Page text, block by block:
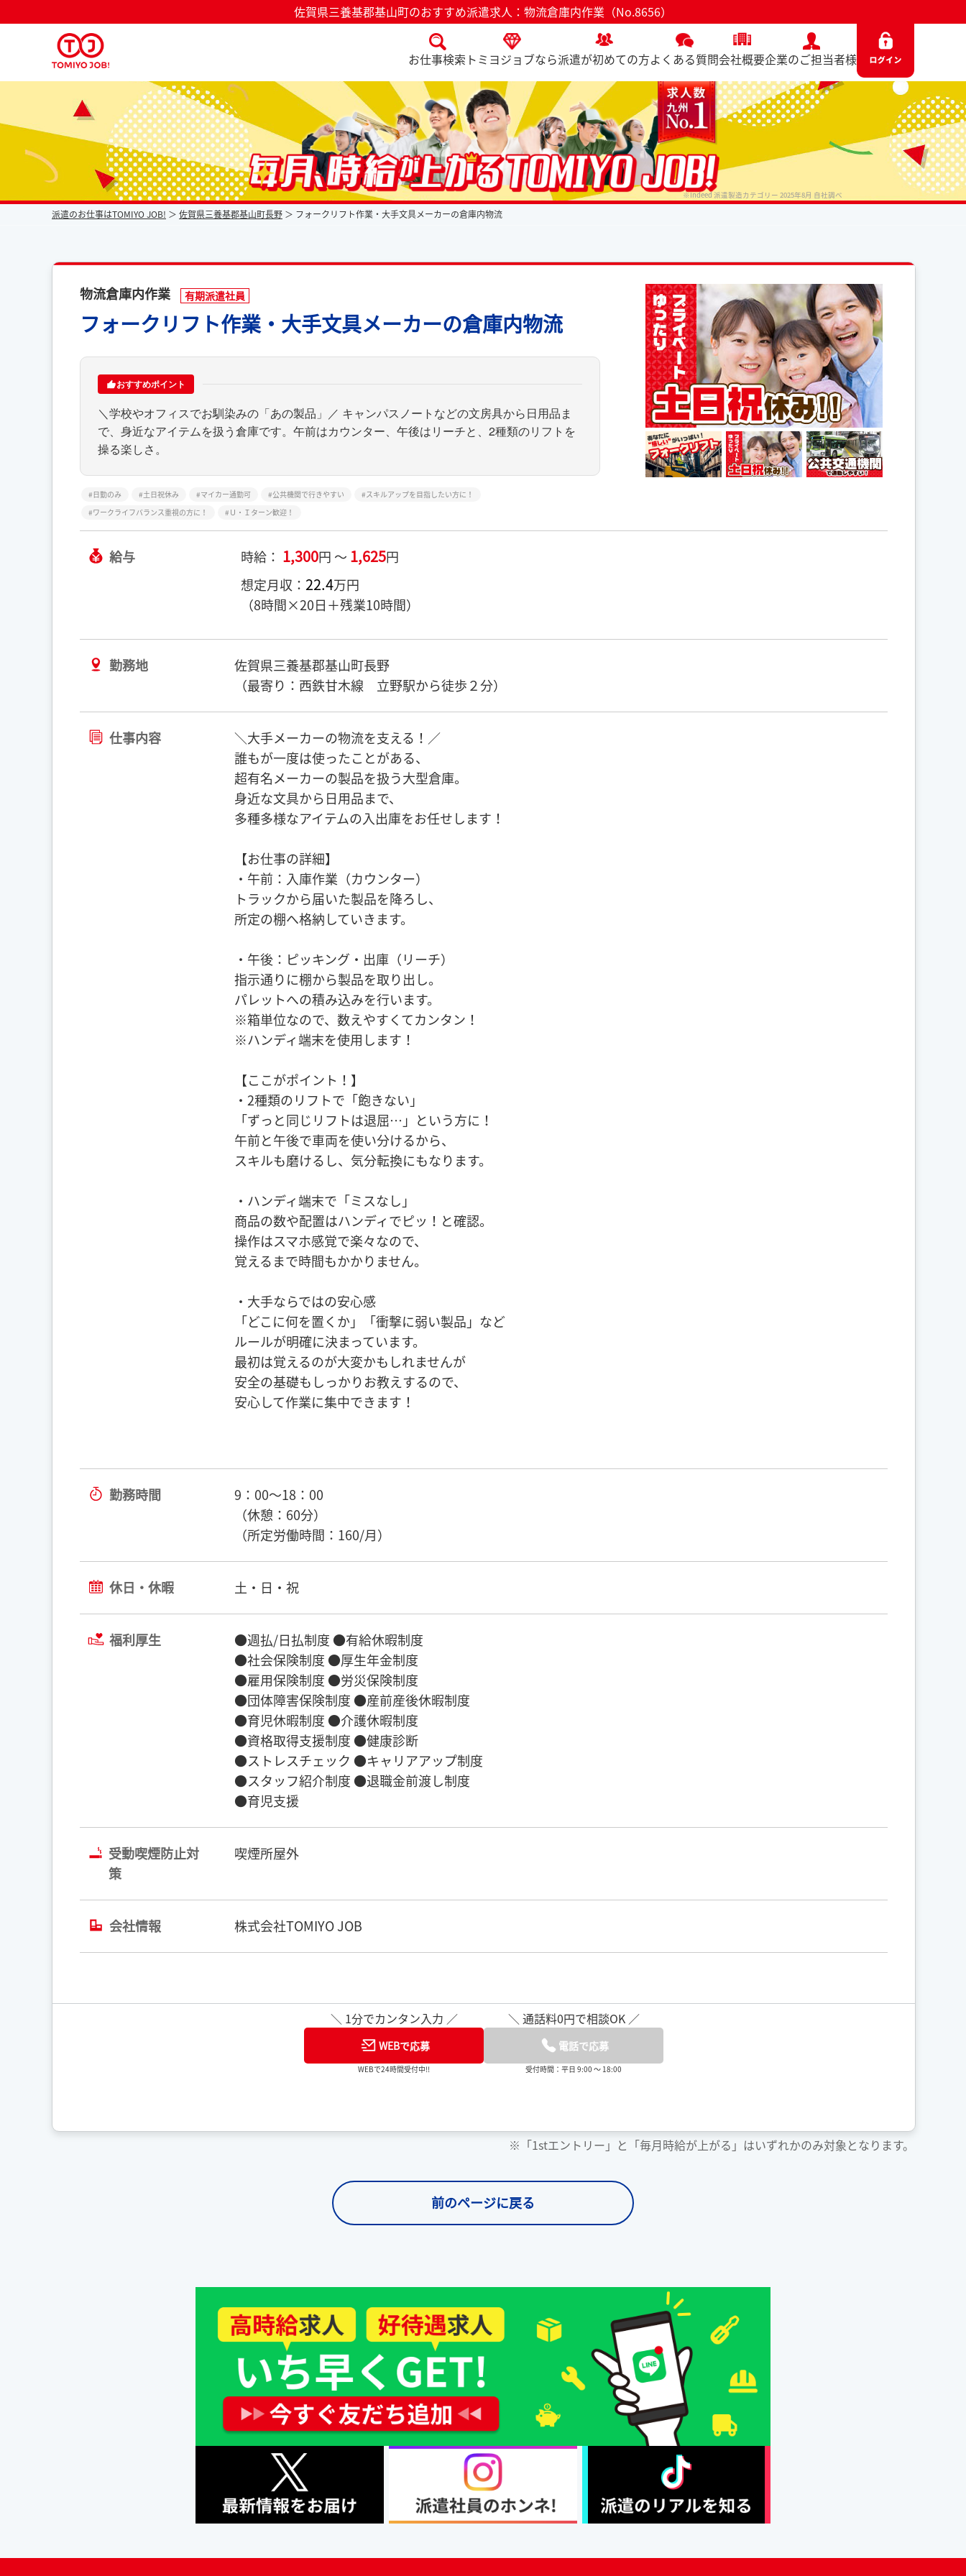
佐賀県三養基郡基山町のおすすめ派遣求人：物流倉庫内作業（No.8656）
お仕事検索 トミヨジョブなら派遣が初めての方よくある質問会社概要企業のご担当者様
派遣なら毎月時給が上がるトミヨジョブ ※Indeed 派遣製造カテゴリー 2025年8月 自社調べ
派遣のお仕事はTOMIYO JOB! 佐賀県三養基郡基山町長野 フォークリフト作業・大手文具メーカーの倉庫内物流
物流倉庫内作業 有期派遣社員 No. 8656 / 2026.04.14
フォークリフト作業・大手文具メーカーの倉庫内物流
おすすめポイント
＼学校やオフィスでお馴染みの「あの製品」／ キャンパスノートなどの文房具から日用品ま
で、身近なアイテムを扱う倉庫です。午前はカウンター、午後はリーチと、2種類のリフトを
操る楽しさ。
日勤のみ 土日祝休み マイカー通勤可 公共機関で行きやすい
スキルアップを目指したい方に！
ワークライフバランス重視の方に！
Ｕ・Ｉターン歓迎！
給与 時給： 1,300円 ～ 1,625円
想定月収： 22.4万円
（8時間×20日＋残業10時間）
勤務地
佐賀県三養基郡基山町長野
（最寄り：西鉄甘木線 立野駅から徒歩２分）
仕事内容
＼大手メーカーの物流を支える！／
誰もが一度は使ったことがある、
超有名メーカーの製品を扱う大型倉庫。
身近な文具から日用品まで、
多種多様なアイテムの入出庫をお任せします！
【お仕事の詳細】
・午前：入庫作業（カウンター）
トラックから届いた製品を降ろし、
所定の棚へ格納していきます。
・午後：ピッキング・出庫（リーチ）
指示通りに棚から製品を取り出し。
パレットへの積み込みを行います。
※箱単位なので、数えやすくてカンタン！
※ハンディ端末を使用します！
【ここがポイント！】
・2種類のリフトで「飽きない」
「ずっと同じリフトは退屈…」という方に！
午前と午後で車両を使い分けるから、
スキルも磨けるし、気分転換にもなります。
・ハンディ端末で「ミスなし」
商品の数や配置はハンディでピッ！と確認。
操作はスマホ感覚で楽々なので、
覚えるまで時間もかかりません。
・大手ならではの安心感
「どこに何を置くか」「衝撃に弱い製品」など
ルールが明確に決まっています。
最初は覚えるのが大変かもしれませんが
安全の基礎もしっかりお教えするので、
安心して作業に集中できます！
勤務時間
9：00～18：00
（休憩：60分）
（所定労働時間：160/月）
休日・休暇 土・日・祝
福利厚生
●週払/日払制度 ●有給休暇制度
●社会保険制度 ●厚生年金制度
●雇用保険制度 ●労災保険制度
●団体障害保険制度 ●産前産後休暇制度
●育児休暇制度 ●介護休暇制度
●資格取得支援制度 ●健康診断
●ストレスチェック ●キャリアアップ制度
●スタッフ紹介制度 ●退職金前渡し制度
●育児支援
受動喫煙防止対
策
喫煙所屋外
会社情報 株式会社TOMIYO JOB
＼ 1分でカンタン入力 ／
WEBで応募
WEBで24時間受付中!!
＼ 通話料0円で相談OK ／
電話で応募
受付時間：平日 9:00 ～ 18:00
※「1stエントリー」と「毎月時給が上がる」はいずれかのみ対象となります。
前のページに戻る